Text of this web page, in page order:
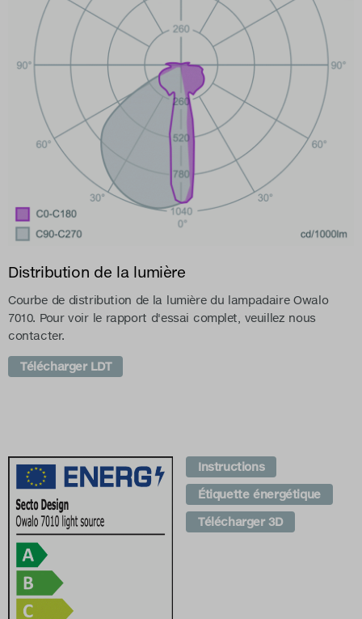
Distribution de la lumière
Courbe de distribution de la lumière du lampadaire Owalo
7010. Pour voir le rapport d'essai complet, veuillez nous
contacter.
Télécharger LDT
Instructions
Étiquette énergétique
Télécharger 3D